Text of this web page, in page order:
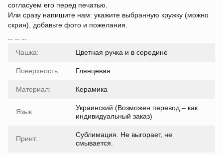
согласуем его перед печатью.
Или сразу напишите нам: укажите выбранную кружку (можно
скрин), добавьте фото и пожелания.
-- -- --
Чашка:
Цветная ручка и в середине
Поверхность: Глянцевая
Материал: Керамика
Язык:
Украинский (Возможен перевод – как
индивидуальный заказ)
Принт:
Сублимация. Не выгорает, не
смывается.